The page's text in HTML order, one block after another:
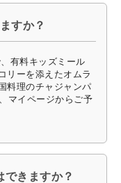
すか？
有料キッズミール
リーを添えたオムラ
料理のチャジャンパ
マイページからご予
できますか？